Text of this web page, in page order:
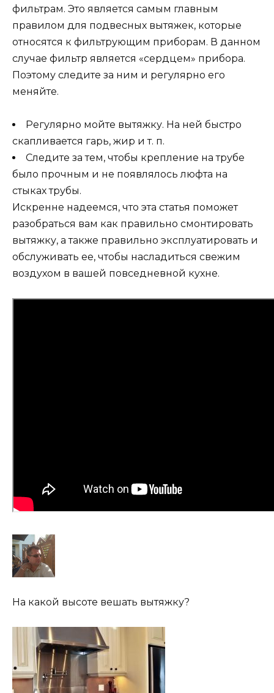
фильтрам. Это является самым главным
правилом для подвесных вытяжек, которые
относятся к фильтрующим приборам. В данном
случае фильтр является «сердцем» прибора.
Поэтому следите за ним и регулярно его
меняйте.
Регулярно мойте вытяжку. На ней быстро
скапливается гарь, жир и т. п.
Следите за тем, чтобы крепление на трубе
было прочным и не появлялось люфта на
стыках трубы.
Искренне надеемся, что эта статья поможет
разобраться вам как правильно смонтировать
вытяжку, а также правильно эксплуатировать и
обслуживать ее, чтобы насладиться свежим
воздухом в вашей повседневной кухне.
На какой высоте вешать вытяжку?